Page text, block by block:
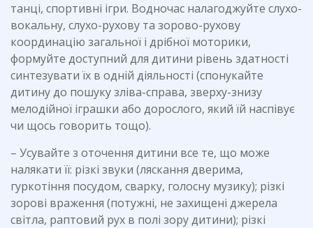
танці, спортивні ігри. Водночас налагоджуйте слухо-
вокальну, слухо-рухову та зорово-рухову
координацію загальної і дрібної моторики,
формуйте доступний для дитини рівень здатності
синтезувати їх в одній діяльності (спонукайте
дитину до пошуку зліва-справа, зверху-знизу
мелодійної іграшки або дорослого, який їй наспівує
чи щось говорить тощо).
– Усувайте з оточення дитини все те, що може
налякати її: різкі звуки (ляскання дверима,
гуркотіння посудом, сварку, голосну музику); різкі
зорові враження (потужні, не захищені джерела
світла, раптовий рух в полі зору дитини); різкі